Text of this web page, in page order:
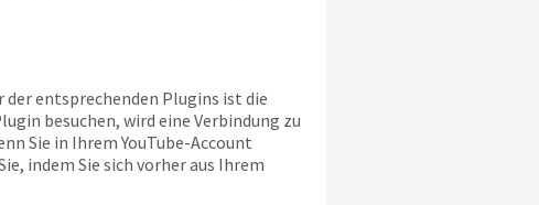
entsprechenden Plugins ist die
besuchen, wird eine Verbindung zu
Sie in Ihrem YouTube-Account
indem Sie sich vorher aus Ihrem